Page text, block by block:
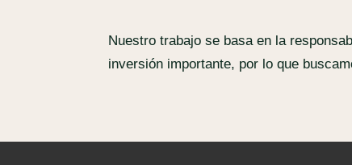
Nuestro trabajo se basa en la
inversión importante, por lo que